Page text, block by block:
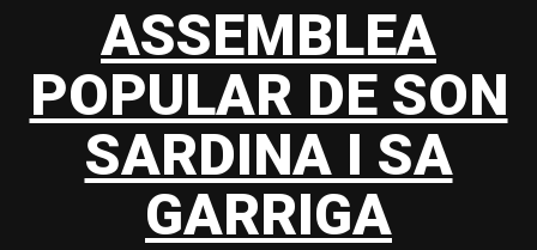
ASSEMBLEA
POPULAR DE SON
SARDINA I SA
GARRIGA